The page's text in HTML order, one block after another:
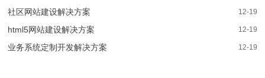
社区网站建设解决方案 12-19
html5网站建设解决方案 12-19
业务系统定制开发解决方案 12-19